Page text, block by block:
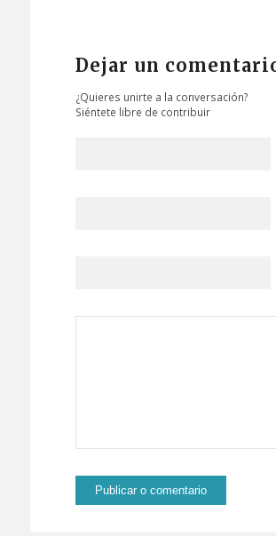
Dejar un
¿Quieres unirte a la conversación?
Siéntete libre de contribuir